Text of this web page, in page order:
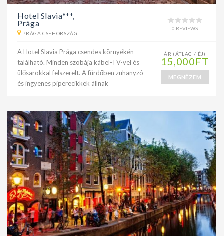
Hotel Slavia***,
Prága
PRÁGA CSEHORSZÁG
0 REVIEWS
A Hotel Slavia Prága csendes környékén
található. Minden szobája kábel-TV-vel és
ülősarokkal felszerelt. A fürdőben zuhanyzó
és ingyenes piperecikkek állnak
ÁR (ÁTLAG / ÉJ)
15,000FT
MEGNÉZEM